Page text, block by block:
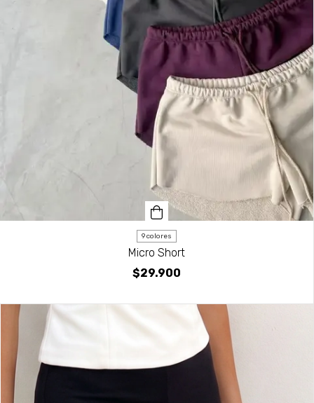
9 colores
Micro Short
$29.900